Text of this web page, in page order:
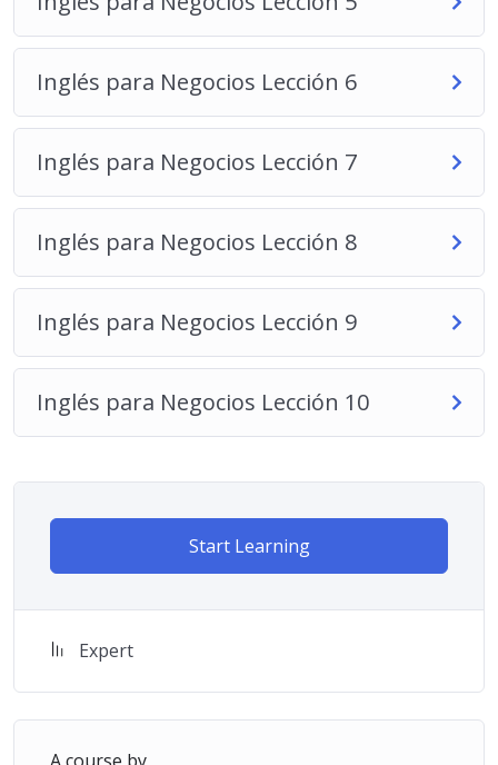
Inglés para Negocios Lección 6
Inglés para Negocios Lección 7
Inglés para Negocios Lección 8
Inglés para Negocios Lección 9
Inglés para Negocios Lección 10
Start Learning
Expert